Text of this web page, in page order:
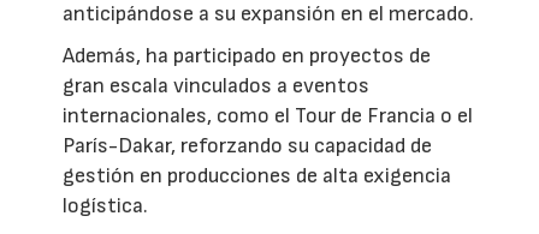
anticipándose a su expansión en el mercado.
Además, ha participado en proyectos de
gran escala vinculados a eventos
internacionales, como el Tour de Francia o el
París-Dakar, reforzando su capacidad de
gestión en producciones de alta exigencia
logística.